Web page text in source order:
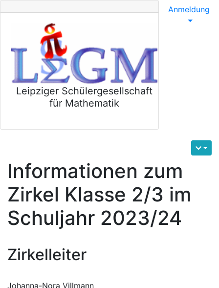
Leipziger Schülergesellschaft
für Mathematik
Anmeldung
Informationen zum
Zirkel Klasse 2/3 im
Schuljahr 2023/24
Zirkelleiter
Johanna-Nora Villmann